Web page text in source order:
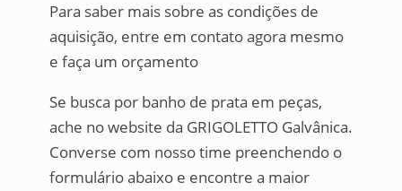
Para saber mais sobre as condições de
aquisição, entre em contato agora mesmo
e faça um orçamento
Se busca por banho de prata em peças,
ache no website da GRIGOLETTO Galvânica.
Converse com nosso time preenchendo o
formulário abaixo e encontre a maior